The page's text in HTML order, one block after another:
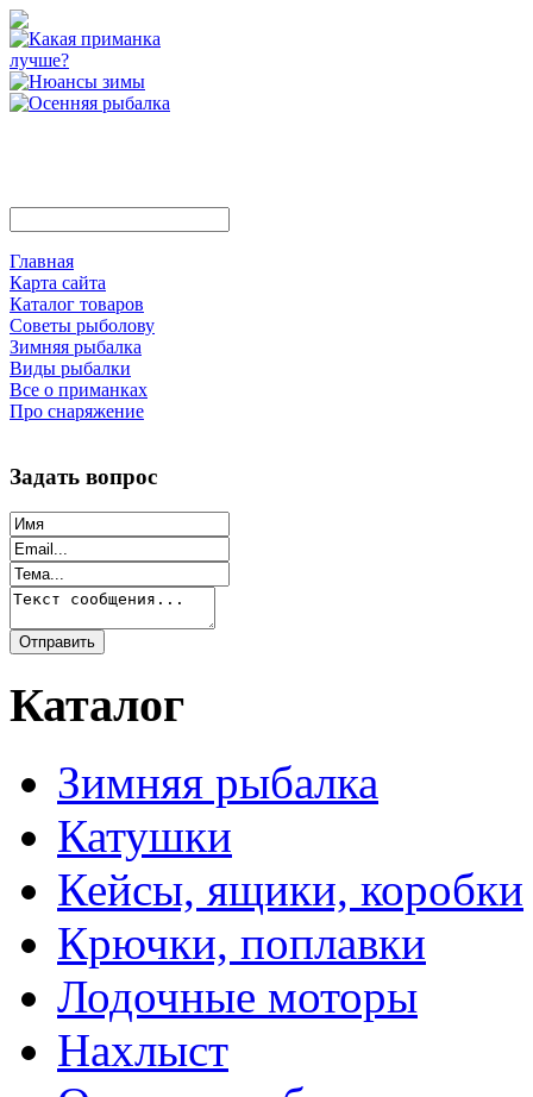
Главная
Карта сайта
Каталог товаров
Советы рыболову
Зимняя рыбалка
Виды рыбалки
Все о приманках
Про снаряжение
Задать вопрос
Каталог
Зимняя рыбалка
Катушки
Кейсы, ящики, коробки
Крючки, поплавки
Лодочные моторы
Нахлыст